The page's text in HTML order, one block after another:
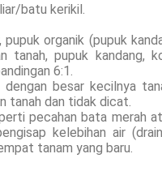
batu kerikil.
organik (pupuk
tanah, pupuk kandang,
6:1.
besar kecilnya
tanah dan tidak dicat.
pecahan bata merah
kelebihan air
tanam yang baru.